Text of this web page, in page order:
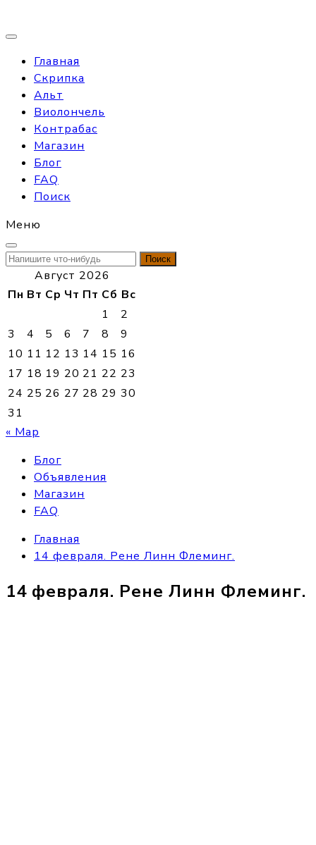
Главная
Скрипка
Альт
Виолончель
Контрабас
Магазин
Блог
FAQ
Поиск
Меню
Найти:
Август 2026
Пн Вт Ср Чт Пт Сб Вс
1
2
3
4 5 6 7 8
9
10 11 12 13 14 15 16
17 18 19 20 21 22 23
24 25 26 27 28 29 30
31
« Мар
Блог
Объявления
Магазин
FAQ
Главная
14 февраля. Рене Линн Флеминг.
14 февраля. Рене Линн Флеминг.